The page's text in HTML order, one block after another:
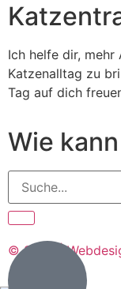
Ich helfe dir, mehr
Katzenalltag zu
Tag auf dich
Wie
© 2026 |